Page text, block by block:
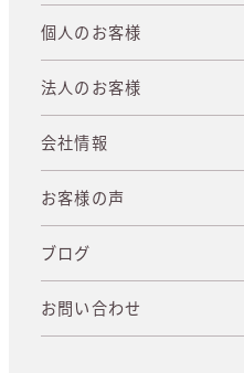
個人のお客様
法人のお客様
会社情報
お客様の声
ブログ
お問い合わせ